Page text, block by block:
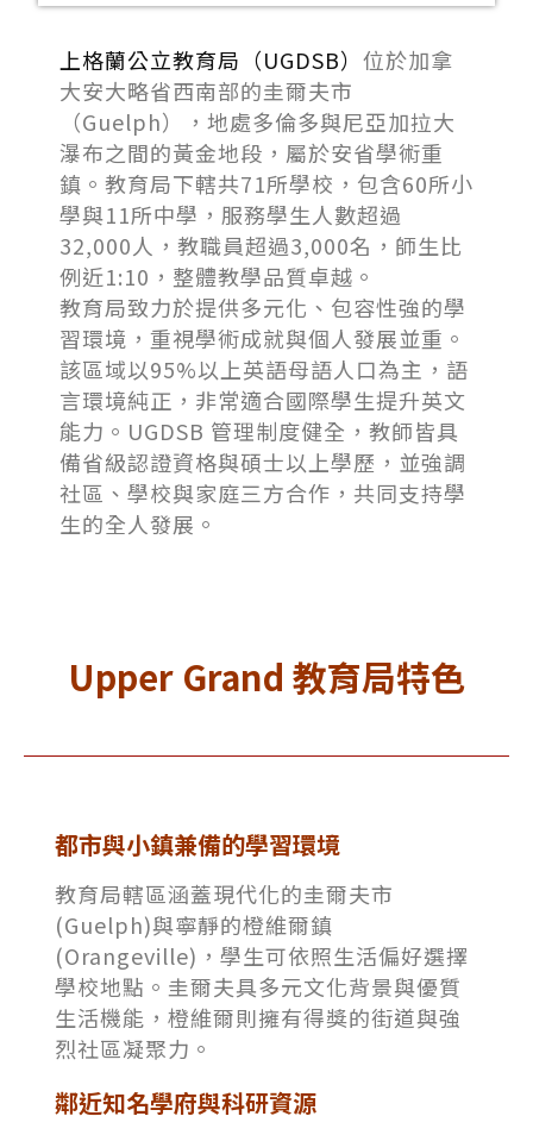
上格蘭公立教育局（UGDSB） 位於加拿
大安大略省西南部的圭爾夫市
（Guelph），地處多倫多與尼亞加拉大
瀑布之間的黃金地段，屬於安省學術重
鎮。教育局下轄共71所學校，包含60所小
學與11所中學，服務學生人數超過
32,000人，教職員超過3,000名，師生比
例近1:10，整體教學品質卓越。
教育局致力於提供多元化、包容性強的學
習環境，重視學術成就與個人發展並重。
該區域以95%以上英語母語人口為主，語
言環境純正，非常適合國際學生提升英文
能力。UGDSB 管理制度健全，教師皆具
備省級認證資格與碩士以上學歷，並強調
社區、學校與家庭三方合作，共同支持學
生的全人發展。
Upper Grand 教育局特色
都市與小鎮兼備的學習環境
教育局轄區涵蓋現代化的圭爾夫市
(Guelph)與寧靜的橙維爾鎮
(Orangeville)，學生可依照生活偏好選擇
學校地點。圭爾夫具多元文化背景與優質
生活機能，橙維爾則擁有得獎的街道與強
烈社區凝聚力。
鄰近知名學府與科研資源